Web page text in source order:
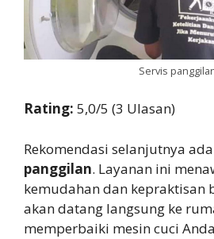
Servis
Rating: 5,0/5 (3 Ulasan)
Rekomendasi selanjutnya
panggilan. Layanan ini
kemudahan dan kepraktisan
akan datang langsung ke
memperbaiki mesin cuci